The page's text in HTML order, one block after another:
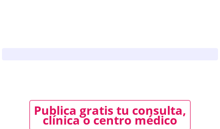
Publica gratis tu consulta,
clínica o centro médico